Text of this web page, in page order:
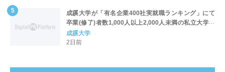
成蹊大学が「有名企業400社実就職ランキング」にて
卒業(修了)者数1,000人以上2,000人未満の私立大学で
全国第1位を獲得！～実就職率は26.5%（前年比＋
4.3pt）に伸長、東京の私立大学でも10位にランクイン
成蹊大学
2日前